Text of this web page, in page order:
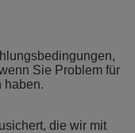
Sie Problem für
haben.
die wir mit